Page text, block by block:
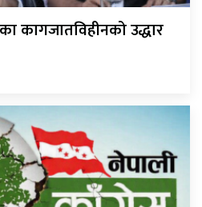
कागजातविहीनको उद्धार